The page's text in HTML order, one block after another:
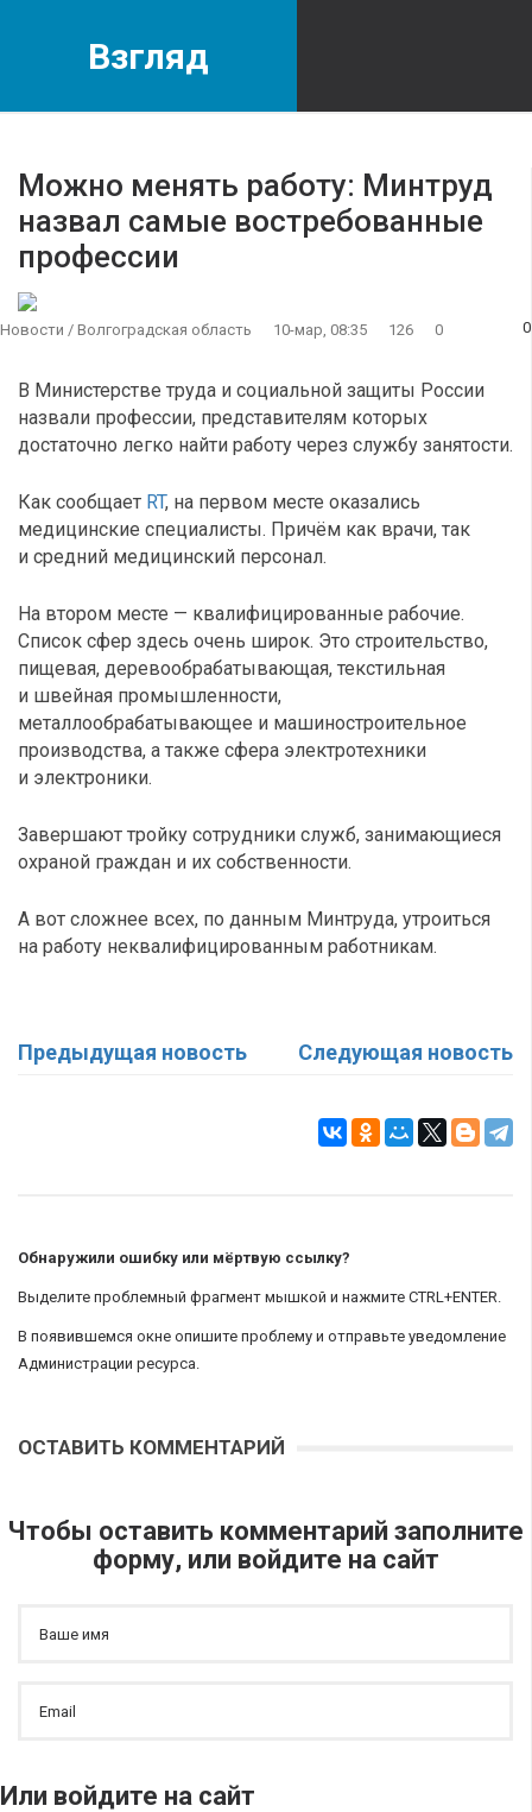
Взгляд
Можно менять работу: Минтруд
назвал самые востребованные
профессии
Новости / Волгоградская область 10-мар, 08:35 126 0 0
В Министерстве труда и социальной защиты России
назвали профессии, представителям которых
достаточно легко найти работу через службу занятости.
Как сообщает RT, на первом месте оказались
медицинские специалисты. Причём как врачи, так
и средний медицинский персонал.
На втором месте — квалифицированные рабочие.
Список сфер здесь очень широк. Это строительство,
пищевая, деревообрабатывающая, текстильная
и швейная промышленности,
металлообрабатывающее и машиностроительное
производства, а также сфера электротехники
и электроники.
Завершают тройку сотрудники служб, занимающиеся
охраной граждан и их собственности.
А вот сложнее всех, по данным Минтруда, утроиться
на работу неквалифицированным работникам.
Предыдущая новость Следующая новость
Обнаружили ошибку или мёртвую ссылку?
Выделите проблемный фрагмент мышкой и нажмите CTRL+ENTER.
В появившемся окне опишите проблему и отправьте уведомление
Администрации ресурса.
ОСТАВИТЬ КОММЕНТАРИЙ
Чтобы оставить комментарий заполните
форму, или войдите на сайт
Или войдите на сайт